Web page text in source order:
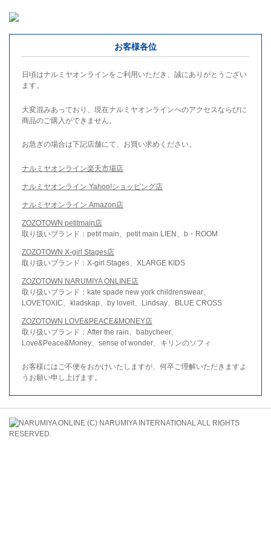
お客様各位
日頃はナルミヤオンラインをご利用いただき、誠にありがとうござい
ます。
大変混みあっており、現在ナルミヤオンラインへのアクセスならびに
商品のご購入ができません。
お急ぎの場合は下記店舗にて、お買い求めください。
ナルミヤオンライン楽天市場店
ナルミヤオンライン Yahoo!ショッピング店
ナルミヤオンライン Amazon店
ZOZOTOWN petitmain店
取り扱いブランド：petit main、petit main LIEN、b・ROOM
ZOZOTOWN X-girl Stages店
取り扱いブランド：X-girl Stages、XLARGE KIDS
ZOZOTOWN NARUMIYA ONLINE店
取り扱いブランド：kate spade new york childrenswear、
LOVETOXIC、kladskap、by loveit、Lindsay、BLUE CROSS
ZOZOTOWN LOVE&PEACE&MONEY店
取り扱いブランド：After the rain、babycheer、
Love&Peace&Money、sense of wonder、キリンのソフィ
お客様にはご不便をおかけいたしますが、何卒ご理解いただきますよ
うお願い申し上げます。